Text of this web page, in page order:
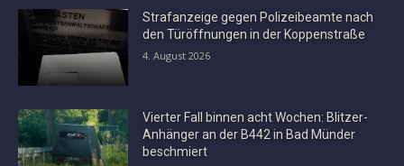
Strafanzeige gegen Polizeibeamte nach
den Türöffnungen in der Koppenstraße
4. August 2026
Vierter Fall binnen acht Wochen: Blitzer-
Anhänger an der B442 in Bad Münder
beschmiert